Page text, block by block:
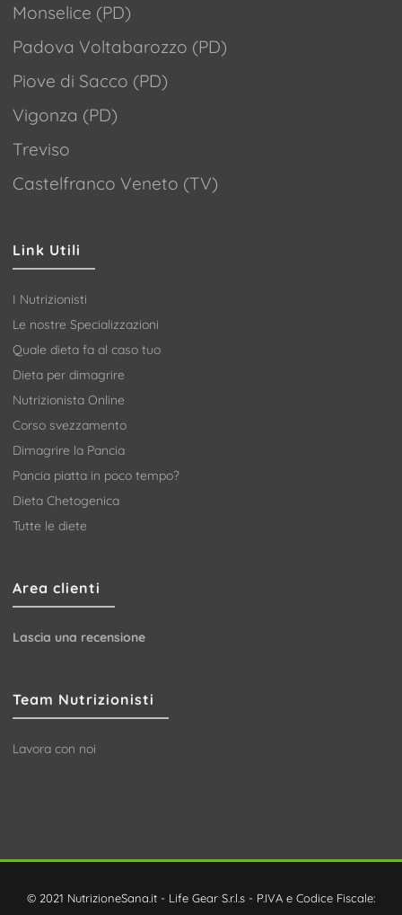
Monselice (PD)
Padova Voltabarozzo (PD)
Piove di Sacco (PD)
Vigonza (PD)
Treviso
Castelfranco Veneto (TV)
Link Utili
I Nutrizionisti
Le nostre Specializzazioni
Quale dieta fa al caso tuo
Dieta per dimagrire
Nutrizionista Online
Corso svezzamento
Dimagrire la Pancia
Pancia piatta in poco tempo?
Dieta Chetogenica
Tutte le diete
Area clienti
Lascia una recensione
Team Nutrizionisti
Lavora con noi
© 2021 NutrizioneSana.it - Life Gear S.r.l.s - P.IVA e Codice Fiscale: